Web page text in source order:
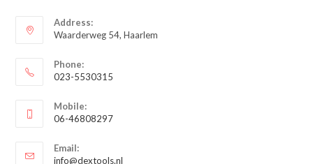
Address:
Waarderweg 54, Haarlem
Phone:
023-5530315
in
je
toepassing
Mobile:
06-46808297
in
Email:
info@dextools.nl